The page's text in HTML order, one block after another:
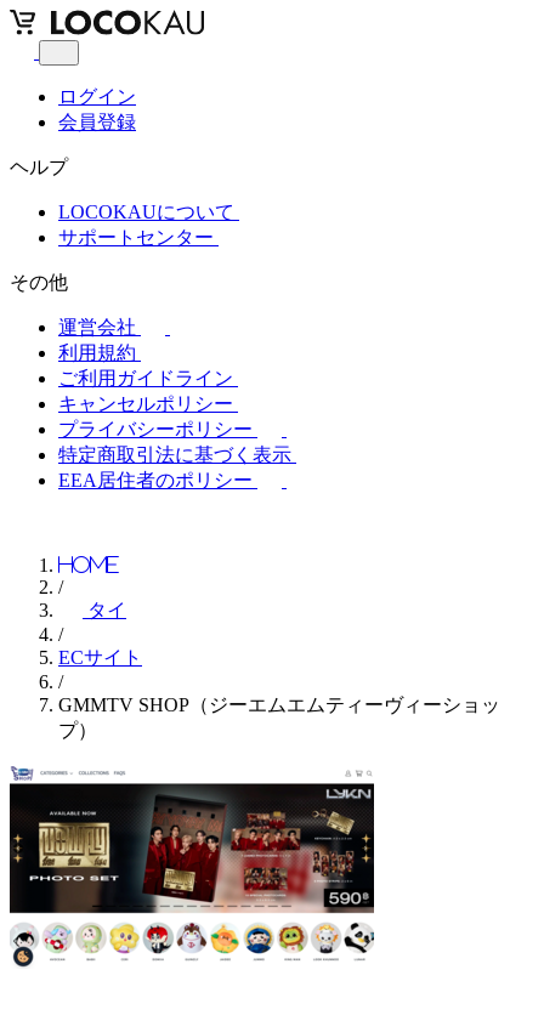
ログイン
会員登録
ヘルプ
LOCOKAUについて
サポートセンター
その他
運営会社
利用規約
ご利用ガイドライン
キャンセルポリシー
プライバシーポリシー
特定商取引法に基づく表示
EEA居住者のポリシー
Home
/
タイ
/
ECサイト
/
GMMTV SHOP（ジーエムエムティーヴィーショッ
プ）